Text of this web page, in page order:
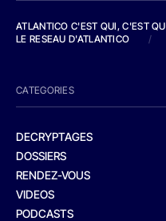
ATLANTICO C'EST QUI, C'EST
LE RESEAU D'ATLANTICO
/
CATEGORIES
DECRYPTAGES
DOSSIERS
RENDEZ-VOUS
VIDEOS
PODCASTS